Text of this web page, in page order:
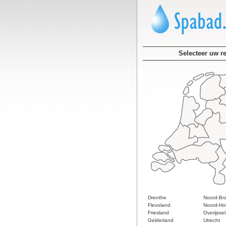
Selecteer uw
Drenthe
Noord-
Flevoland
Noord-
Friesland
Overijssel
Gelderland
Utrecht